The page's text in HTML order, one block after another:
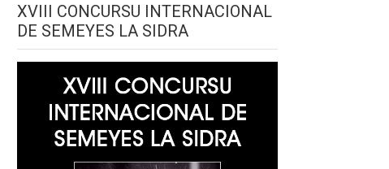
XVIII CONCURSU INTERNACIONAL
DE SEMEYES LA SIDRA